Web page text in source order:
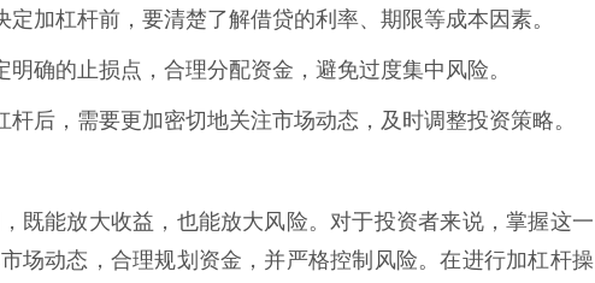
加杠杆前，要清楚了解借贷的利率、期限等成本因素。
确的止损点，合理分配资金，避免过度集中风险。
后，需要更加密切地关注市场动态，及时调整投资策略。
既能放大收益，也能放大风险。对于投资者来说，掌握这一
场动态，合理规划资金，并严格控制风险。在进行加杠杆操